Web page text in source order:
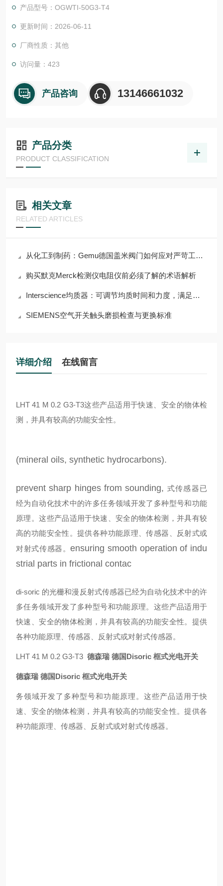
器.LHT 41 M 0.2 G3-T3德国德森瑞 DISORIC传感器Disoric德森
瑞 德森瑞 德森瑞 德森瑞 德国Disoric 框式光电开关
产品型号：OGWTI-50G3-T4
更新时间：2026-06-11
厂商性质：其他
访问量：423
产品咨询 13146661032
产品分类
PRODUCT CLASSIFICATION
相关文章
RELATED ARTICLES
从化工到制药：Gemu德国盖米阀门如何应对严苛工况挑战？
购买默克Merck检测仪电阻仪前必须了解的术语解析
Interscience均质器：可调节均质时间和力度，满足多样需求
SIEMENS空气开关触头磨损检查与更换标准
详细介绍 在线留言
LHT 41 M 0.2 G3-T3这些产品适用于快速、安全的物体检
测，并具有较高的功能安全性。
(mineral oils, synthetic hydrocarbons).
prevent sharp hinges from sounding, 式传感器已
经为自动化技术中的许多任务领域开发了多种型号和功能
原理。这些产品适用于快速、安全的物体检测，并具有较
高的功能安全性。提供各种功能原理、传感器、反射式或
对射式传感器。ensuring smooth operation of indu
strial parts in frictional contac
di-soric 的光栅和漫反射式传感器已经为自动化技术中的许
多任务领域开发了多种型号和功能原理。这些产品适用于
快速、安全的物体检测，并具有较高的功能安全性。提供
各种功能原理、传感器、反射式或对射式传感器。
LHT 41 M 0.2 G3-T3 德森瑞 德国Disoric 框式光电开关
德森瑞 德国Disoric 框式光电开关
务领域开发了多种型号和功能原理。这些产品适用于快
速、安全的物体检测，并具有较高的功能安全性。提供各
种功能原理、传感器、反射式或对射式传感器。